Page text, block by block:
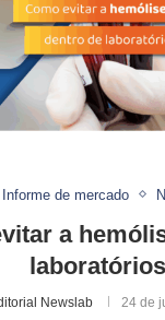
Informe de mercado
a
Newslab 24 de